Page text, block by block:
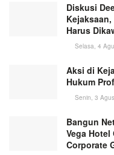
Diskusi
Harus
Selasa, 4
Aksi di
Hukum
Senin, 3
Bangun
Vega
Corporate